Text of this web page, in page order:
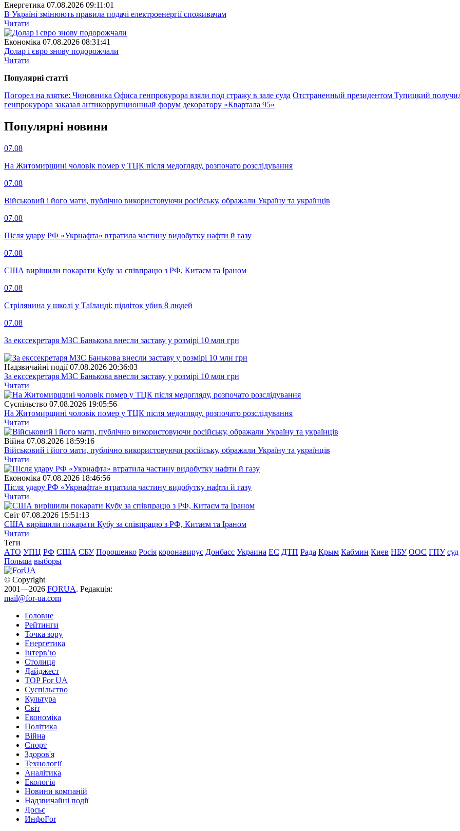
Енергетика 07.08.2026 09:11:01
В Україні змінюють правила подачі електроенергії споживачам
Читати
Економіка 07.08.2026 08:31:41
Долар і євро знову подорожчали
Читати
Популярнi статтi
Погорел на взятке: Чиновника Офиса генпрокурора взяли под стражу в зале суда Отстраненный президентом Тупицкий
генпрокурора заказал антикоррупционный форум декоратору «Квартала 95»
Популярнi новини
07.08
На Житомирщині чоловік помер у ТЦК після медогляду, розпочато розслідування
07.08
Військовий і його мати, публічно використовуючи російську, ображали Україну та українців
07.08
Після удару РФ «Укрнафта» втратила частину видобутку нафти й газу
07.08
США вирішили покарати Кубу за співпрацю з РФ, Китаєм та Іраном
07.08
Стрілянина у школі у Таїланді: підліток убив 8 людей
07.08
За екссекретаря МЗС Банькова внесли заставу у розмірі 10 млн грн
Надзвичайні події 07.08.2026 20:36:03
За екссекретаря МЗС Банькова внесли заставу у розмірі 10 млн грн
Читати
Суспiльство 07.08.2026 19:05:56
На Житомирщині чоловік помер у ТЦК після медогляду, розпочато розслідування
Читати
Війна 07.08.2026 18:59:16
Військовий і його мати, публічно використовуючи російську, ображали Україну та українців
Читати
Економіка 07.08.2026 18:46:56
Після удару РФ «Укрнафта» втратила частину видобутку нафти й газу
Читати
Свiт 07.08.2026 15:51:13
США вирішили покарати Кубу за співпрацю з РФ, Китаєм та Іраном
Читати
Теги
АТО УПЦ РФ США СБУ Порошенко Росія коронавирус Донбасс Украина ЕС ДТП Рада Крым Кабмин Киев НБУ ООС ГПУ суд
Польша выборы
© Copyright
2001—2026 FORUA. Редакція:
mail@for-ua.com
Головне
Рейтинги
Точка зору
Енергетика
Інтерв’ю
Столиця
Дайджест
TOP For UA
Суспiльство
Культура
Світ
Економіка
Політика
Війна
Спорт
Здоров'я
Технології
Аналітика
Екологія
Новини компаній
Надзвичайні події
Досьє
ИнфоFor